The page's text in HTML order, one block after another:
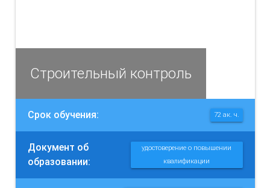
Строительный контроль
Срок обучения: 72 ак. ч.
Документ об
образовании:
удостоверение о повышении
квалификации